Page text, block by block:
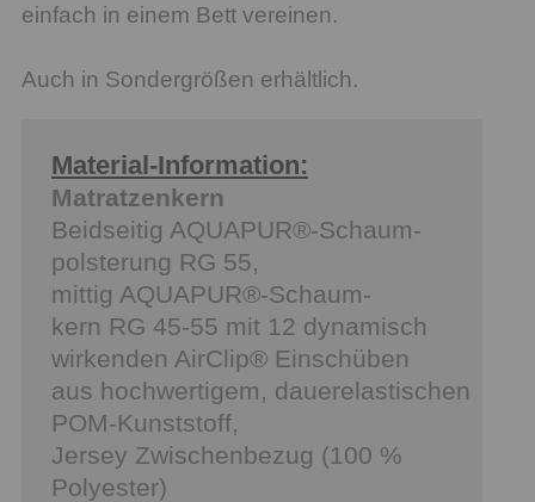
einfach in einem Bett vereinen.
Auch in Sondergrößen erhältlich.
Material-Information:
Matratzenkern
Beidseitig AQUAPUR®-Schaum-
polsterung RG 55,
mittig AQUAPUR®-Schaum-
kern RG 45-55 mit 12 dynamisch
wirkenden AirClip® Einschüben
aus hochwertigem, dauerelastischen
POM-Kunststoff,
Jersey Zwischenbezug (100 %
Polyester)